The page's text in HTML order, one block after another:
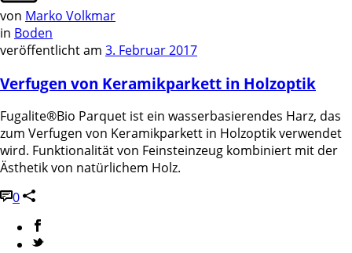
von Marko Volkmar
in Boden
veröffentlicht am 3. Februar 2017
Verfugen von Keramikparkett in Holzoptik
Fugalite®Bio Parquet ist ein wasserbasierendes Harz, das
zum Verfugen von Keramikparkett in Holzoptik verwendet
wird. Funktionalität von Feinsteinzeug kombiniert mit der
Ästhetik von natürlichem Holz.
0